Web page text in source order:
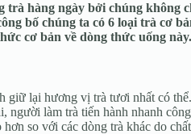
hàng ngày bởi chúng
bố chúng ta có 6 loại trà cơ
cơ bản về dòng thức uống này.
lại hương vị trà tươi nhất có
làm trà tiến hành nhanh
so với các dòng trà khác do